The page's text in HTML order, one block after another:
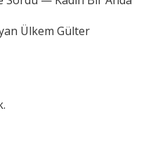
Ülkem Gülter